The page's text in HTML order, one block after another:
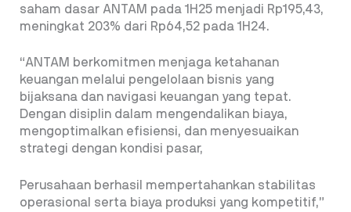
saham dasar ANTAM pada 1H25 menjadi Rp195,43,
meningkat 203% dari Rp64,52 pada 1H24.
“ANTAM berkomitmen menjaga ketahanan
keuangan melalui pengelolaan bisnis yang
bijaksana dan navigasi keuangan yang tepat.
Dengan disiplin dalam mengendalikan biaya,
mengoptimalkan efisiensi, dan menyesuaikan
strategi dengan kondisi pasar,
Perusahaan berhasil mempertahankan stabilitas
operasional serta biaya produksi yang kompetitif,”